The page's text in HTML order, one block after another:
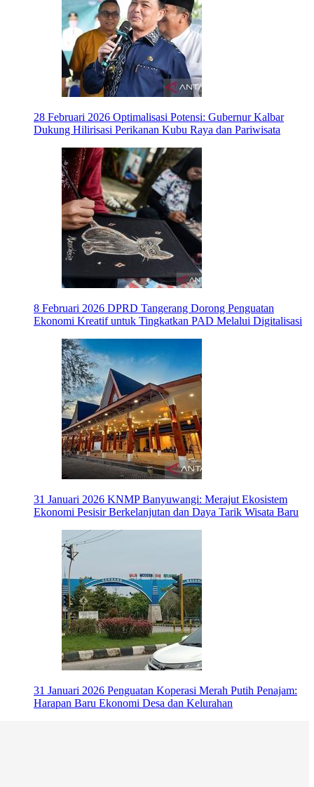
28 Februari 2026 Optimalisasi Potensi: Gubernur Kalbar
Dukung Hilirisasi Perikanan Kubu Raya dan Pariwisata
8 Februari 2026 DPRD Tangerang Dorong Penguatan
Ekonomi Kreatif untuk Tingkatkan PAD Melalui Digitalisasi
31 Januari 2026 KNMP Banyuwangi: Merajut Ekosistem
Ekonomi Pesisir Berkelanjutan dan Daya Tarik Wisata Baru
31 Januari 2026 Penguatan Koperasi Merah Putih Penajam:
Harapan Baru Ekonomi Desa dan Kelurahan